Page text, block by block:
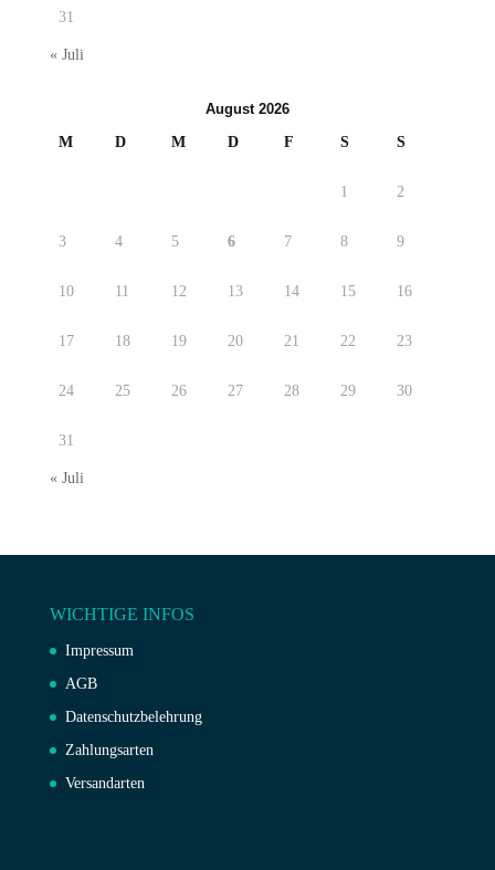
31
« Juli
August 2026
M
D M D F S S
1 2
3 4 5 6 7 8 9
10 11 12 13 14 15 16
17 18 19 20 21 22 23
24 25 26 27 28 29 30
31
« Juli
WICHTIGE INFOS
Impressum
AGB
Datenschutzbelehrung
Zahlungsarten
Versandarten